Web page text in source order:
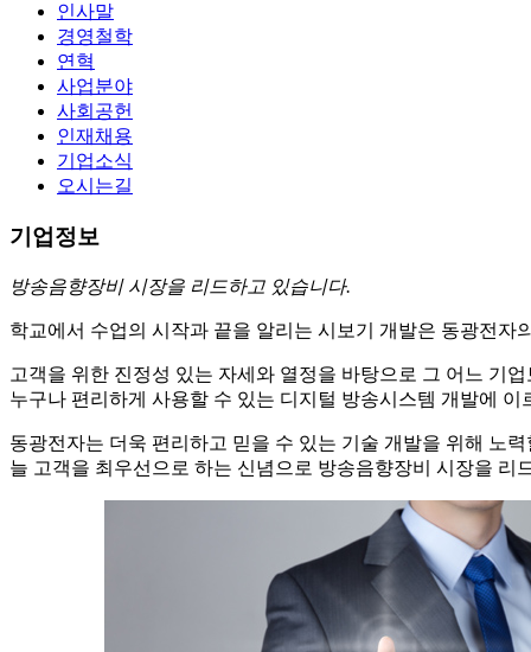
인사말
경영철학
연혁
사업분야
사회공헌
인재채용
기업소식
오시는길
기업정보
방송음향장비 시장을 리드하고 있습니다.
학교에서 수업의 시작과 끝을 알리는 시보기 개발은 동광전자
고객을 위한 진정성 있는 자세와 열정을 바탕으로 그 어느 기
누구나 편리하게 사용할 수 있는 디지털 방송시스템 개발에 이
동광전자는 더욱 편리하고 믿을 수 있는 기술 개발을 위해 노
늘 고객을 최우선으로 하는 신념으로 방송음향장비 시장을 리